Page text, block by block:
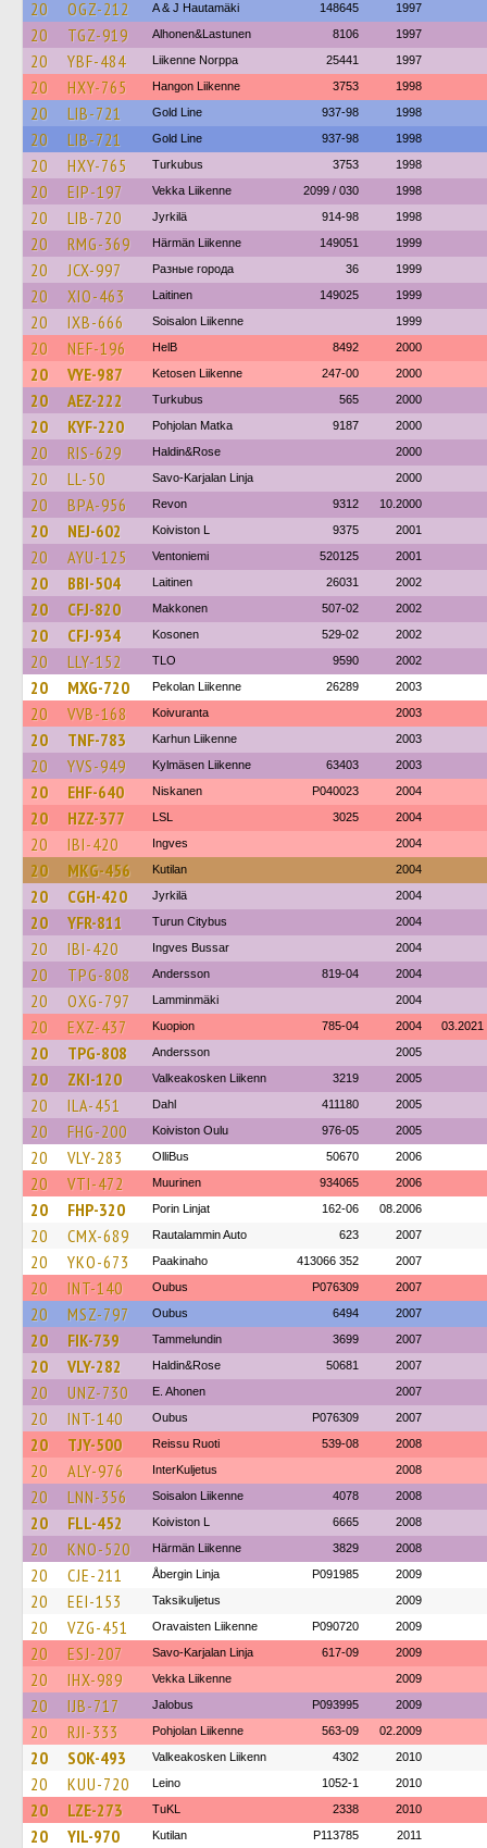
20 OGZ-212 A & J Hautamäki 148645 1997
20 TGZ-919 Alhonen&Lastunen 8106 1997
20 YBF-484 Liikenne Norppa 25441 1997
20 HXY-765 Hangon Liikenne 3753 1998
20 LIB-721 Gold Line 937-98 1998
20 LIB-721 Gold Line 937-98 1998
20 HXY-765 Turkubus 3753 1998
20 EIP-197 Vekka Liikenne 2099 / 030 1998
20 LIB-720 Jyrkilä 914-98 1998
20 RMG-369 Härmän Liikenne 149051 1999
20 JCX-997 Разные города 36 1999
20 XIO-463 Laitinen 149025 1999
20 IXB-666 Soisalon Liikenne 1999
20 NEF-196 HelB 8492 2000
20 VYE-987 Ketosen Liikenne 247-00 2000
20 AEZ-222 Turkubus 565 2000
20 KYF-220 Pohjolan Matka 9187 2000
20 RIS-629 Haldin&Rose 2000
20 LL-50 Savo-Karjalan Linja 2000
20 BPA-956 Revon 9312 10.2000
20 NEJ-602 Koiviston L 9375 2001
20 AYU-125 Ventoniemi 520125 2001
20 BBI-504 Laitinen 26031 2002
20 CFJ-820 Makkonen 507-02 2002
20 CFJ-934 Kosonen 529-02 2002
20 LLY-152 TLO 9590 2002
20 MXG-720 Pekolan Liikenne 26289 2003
20 VVB-168 Koivuranta 2003
20 TNF-783 Karhun Liikenne 2003
20 YVS-949 Kylmäsen Liikenne 63403 2003
20 EHF-640 Niskanen P040023 2004
20 HZZ-377 LSL 3025 2004
20 IBI-420 Ingves 2004
20 MKG-456 Kutilan 2004
20 CGH-420 Jyrkilä 2004
20 YFR-811 Turun Citybus 2004
20 IBI-420 Ingves Bussar 2004
20 TPG-808 Andersson 819-04 2004
20 OXG-797 Lamminmäki 2004
20 EXZ-437 Kuopion 785-04 2004 03.2021
20 TPG-808 Andersson 2005
20 ZKI-120 Valkeakosken Liikenn 3219 2005
20 ILA-451 Dahl 411180 2005
20 FHG-200 Koiviston Oulu 976-05 2005
20 VLY-283 OlliBus 50670 2006
20 VTI-472 Muurinen 934065 2006
20 FHP-320 Porin Linjat 162-06 08.2006
20 CMX-689 Rautalammin Auto 623 2007
20 YKO-673 Paakinaho 413066 352 2007
20 INT-140 Oubus P076309 2007
20 MSZ-797 Oubus 6494 2007
20 FIK-739 Tammelundin 3699 2007
20 VLY-282 Haldin&Rose 50681 2007
20 UNZ-730 E. Ahonen 2007
20 INT-140 Oubus P076309 2007
20 TJY-500 Reissu Ruoti 539-08 2008
20 ALY-976 InterKuljetus 2008
20 LNN-356 Soisalon Liikenne 4078 2008
20 FLL-452 Koiviston L 6665 2008
20 KNO-520 Härmän Liikenne 3829 2008
20 CJE-211 Åbergin Linja P091985 2009
20 EEI-153 Taksikuljetus 2009
20 VZG-451 Oravaisten Liikenne P090720 2009
20 ESJ-207 Savo-Karjalan Linja 617-09 2009
20 IHX-989 Vekka Liikenne 2009
20 IJB-717 Jalobus P093995 2009
20 RJI-333 Pohjolan Liikenne 563-09 02.2009
20 SOK-493 Valkeakosken Liikenn 4302 2010
20 KUU-720 Leino 1052-1 2010
20 LZE-273 TuKL 2338 2010
20 YIL-970 Kutilan P113785 2011